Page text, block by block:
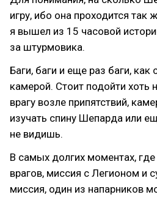
игру, ибо она проходится так
я вышел из 15 часовой
за штурмовика.
Баги, баги и еще раз баги, как
камерой. Стоит подойти
врагу возле припятствий,
изучать спину Шепарда или
не видишь.
В самых долгих моментах,
врагов, миссия с Легионом и
миссия, один из напарников